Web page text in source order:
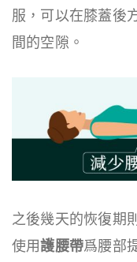
服，可以在膝蓋後
間的空隙。
之後幾天的恢復期
使用護腰帶爲腰部